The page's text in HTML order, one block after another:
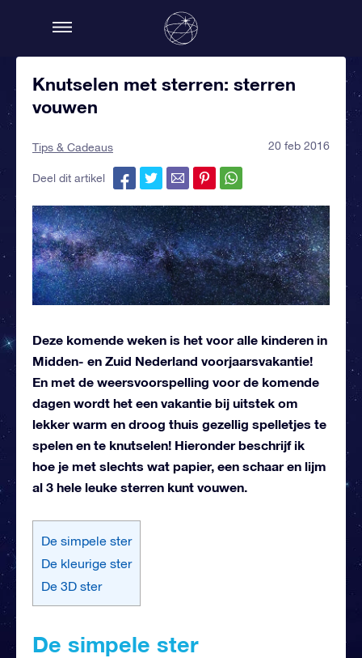
Knutselen met sterren: sterren
vouwen
Tips & Cadeaus 20 feb 2016
Deel dit artikel
Deze komende weken is het voor alle kinderen in
Midden- en Zuid Nederland voorjaarsvakantie!
En met de weersvoorspelling voor de komende
dagen wordt het een vakantie bij uitstek om
lekker warm en droog thuis gezellig spelletjes te
spelen en te knutselen! Hieronder beschrijf ik
hoe je met slechts wat papier, een schaar en lijm
al 3 hele leuke sterren kunt vouwen.
De simpele ster
De kleurige ster
De 3D ster
De simpele ster